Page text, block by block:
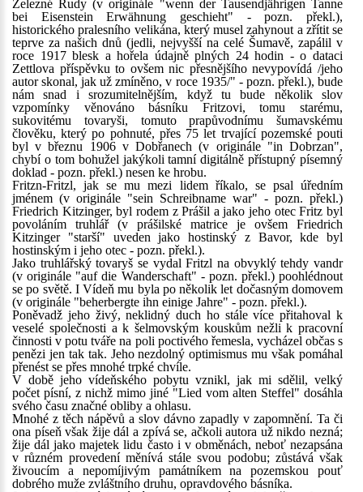
Železné Rudy (v originále "wenn der Tausendjährigen Tanne
bei Eisenstein Erwähnung geschieht" - pozn. překl.),
historického pralesního velikána, který musel zahynout a zřítit se
teprve za našich dnů (jedli, nejvyšší na celé Šumavě, zapálil v
roce 1917 blesk a hořela údajně plných 24 hodin - o dataci
Zettlova příspěvku to ovšem nic přesnějšího nevypovídá /jeho
autor skonal, jak už zmíněno, v roce 1935/" - pozn. překl.), bude
nám snad i srozumitelnějším, když tu bude několik slov
vzpomínky věnováno básníku Fritzovi, tomu starému,
sukovitému tovaryši, tomuto prapůvodnímu šumavskému
člověku, který po pohnuté, přes 75 let trvající pozemské pouti
byl v březnu 1906 v Dobřanech (v originále "in Dobrzan",
chybí o tom bohužel jakýkoli tamní digitálně přístupný písemný
doklad - pozn. překl.) nesen ke hrobu.
Fritzn-Fritzl, jak se mu mezi lidem říkalo, se psal úředním
jménem (v originále "sein Schreibname war" - pozn. překl.)
Friedrich Kitzinger, byl rodem z Prášil a jako jeho otec Fritz byl
povoláním truhlář (v prášilské matrice je ovšem Friedrich
Kitzinger "starší" uveden jako hostinský z Bavor, kde byl
hostinským i jeho otec - pozn. překl.).
Jako truhlářský tovaryš se vydal Fritzl na obvyklý tehdy vandr
(v originále "auf die Wanderschaft" - pozn. překl.) poohlédnout
se po světě. I Vídeň mu byla po několik let dočasným domovem
(v originále "beherbergte ihn einige Jahre" - pozn. překl.).
Poněvadž jeho živý, neklidný duch ho stále více přitahoval k
veselé společnosti a k šelmovským kouskům nežli k pracovní
činnosti v potu tváře na poli poctivého řemesla, vycházel občas s
penězi jen tak tak. Jeho nezdolný optimismus mu však pomáhal
přenést se přes mnohé trpké chvíle.
V době jeho vídeňského pobytu vznikl, jak mi sdělil, velký
počet písní, z nichž mimo jiné "Lied vom alten Steffel" dosáhla
svého času značné obliby a ohlasu.
Mnohé z těch nápěvů a slov dávno zapadly v zapomnění. Ta či
ona píseň však žije dál a zpívá se, ačkoli autora už nikdo nezná;
žije dál jako majetek lidu často i v obměnách, neboť nezapsána
v různém provedení měnívá stále svou podobu; zůstává však
živoucím a nepomíjivým památníkem na pozemskou pouť
dobrého muže zvláštního druhu, opravdového básníka.